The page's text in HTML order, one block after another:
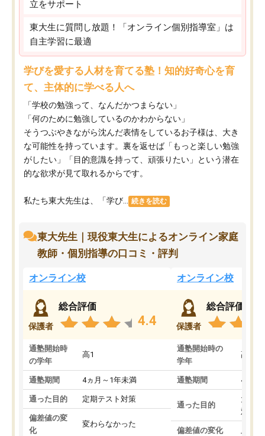
立をサポート
東大生に質問し放題！「オンライン個別指導室」は
自主学習に最適
学びを愛する人材を育てる塾！知的好奇心を育
て、主体的に学べる人へ
「学校の勉強って、なんだかつまらない」
「何のために勉強しているのかわからない」
そうつぶやきながら沈んだ表情をしているお子様は、大き
な可能性を持っています。裏を返せば「もっと楽しい勉強
がしたい」「目的意識を持って、頑張りたい」という潜在
的な欲求が見て取れるからです。
私たち東大先生は、「学び... 続きを読む
東大先生｜現役東大生によるオンライン家庭
教師・個別指導の口コミ・評判
オンライン校
保護者
総合評価
4.4
通塾開始時
の学年
高1
通塾期間 4ヵ月～1年未満
通った目的 定期テスト対策
偏差値の変
化
変わらなかった
オンライン校
保護者
総合評価
通塾開始時の
学年
高3
通塾期間 4ヵ月
通った目的
大学
対策
偏差値の変化 上が